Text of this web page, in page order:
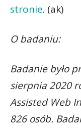
stronie. (ak)
O badaniu:
Badanie było
sierpnia 2020
Assisted Web
826 osób.